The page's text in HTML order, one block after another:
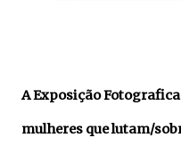
A Exposição
mulheres que lutam/